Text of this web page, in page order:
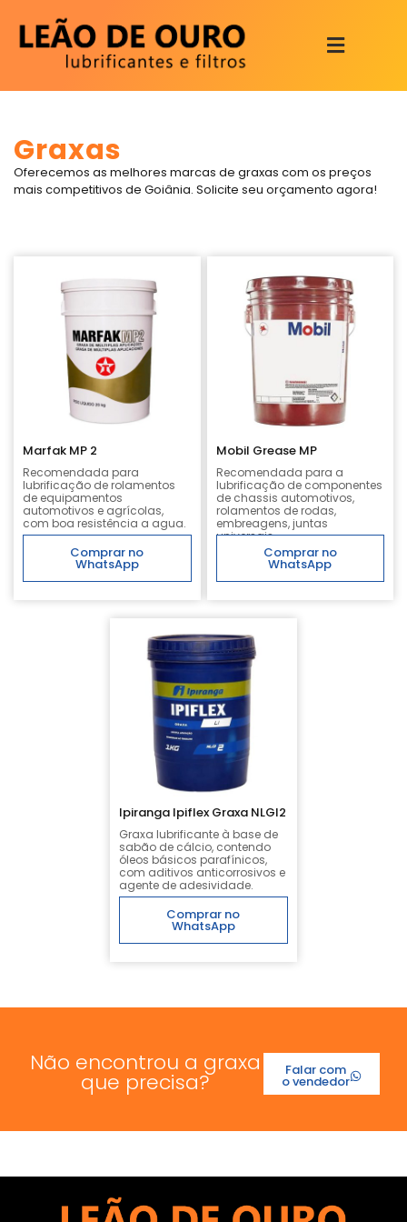
Graxas
Oferecemos as melhores marcas de graxas com os preços
mais competitivos de Goiânia. Solicite seu orçamento agora!
Marfak MP 2
Recomendada para
lubrificação de rolamentos
de equipamentos
automotivos e agrícolas,
com boa resistência a agua.
Comprar no
WhatsApp
Mobil Grease MP
Recomendada para a
lubrificação de componentes
de chassis automotivos,
rolamentos de rodas,
embreagens, juntas
universais.
Comprar no
WhatsApp
Ipiranga Ipiflex Graxa NLGI2
Graxa lubrificante à base de
sabão de cálcio, contendo
óleos básicos parafínicos,
com aditivos anticorrosivos e
agente de adesividade.
Comprar no
WhatsApp
Não encontrou a graxa
que precisa? Falar com
o vendedor